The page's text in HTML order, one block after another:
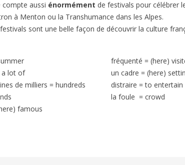
compte aussi énormément de festivals pour célébrer
à Menton ou la Transhumance dans les Alpes.
sont une belle façon de découvrir la culture
a lot of
de milliers = hundreds
famous
fréquenté = (here)
un cadre = (here)
distraire = to entertain
la foule = crowd